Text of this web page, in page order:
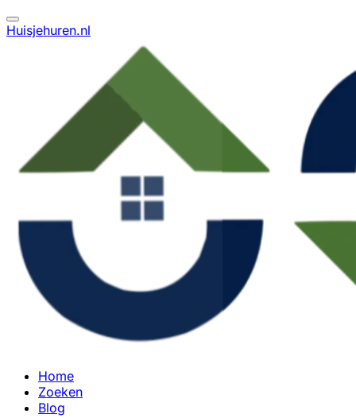
Huisjehuren.nl
Home
Zoeken
Blog